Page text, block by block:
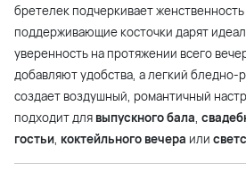
бретелек подчеркивает
поддерживающие косточки дарят
уверенность на протяжении всего
добавляют удобства, а легкий бледно-
создает воздушный, романтичный
подходит для выпускного бала,
гостьи, коктейльного вечера или